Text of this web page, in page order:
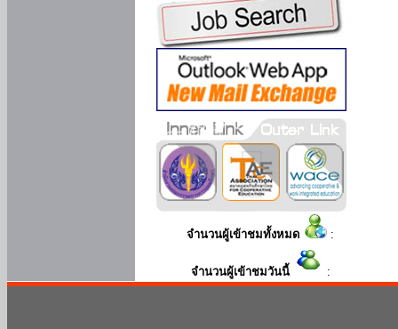
จำนวนผู้เข้าชมทั้งหมด :
จำนวนผู้เข้าชมวันนี้ :